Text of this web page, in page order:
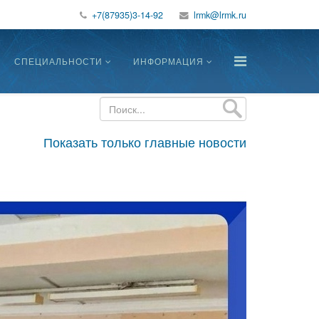
+7(87935)3-14-92
СПЕЦИАЛЬНОСТИ ИНФОРМАЦИЯ
Показать только главные новости